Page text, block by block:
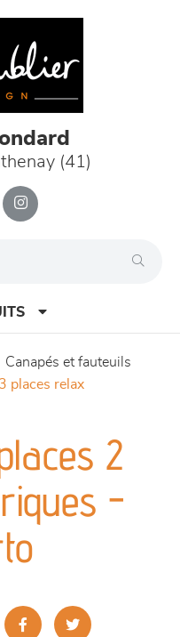
(41)
canapés et fauteuils
3 places relax
2
-